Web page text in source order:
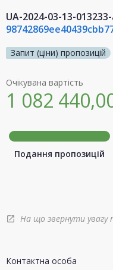
UA-2024-03-13-
Запит (ціни) пропозицій
Очікувана вартість
1 082
Подання пропозицій
open_in_new На що звернути увагу
Контактна особа